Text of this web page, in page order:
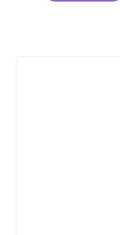
Email